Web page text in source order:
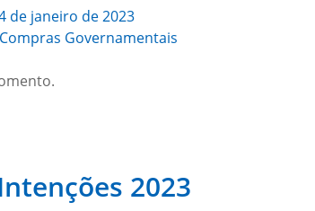
de janeiro de 2023
Governamentais
2023